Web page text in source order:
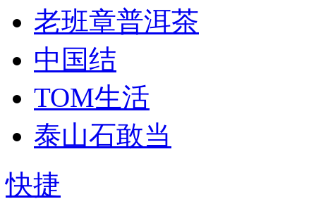
老班章普洱茶
中国结
TOM生活
泰山石敢当
快捷